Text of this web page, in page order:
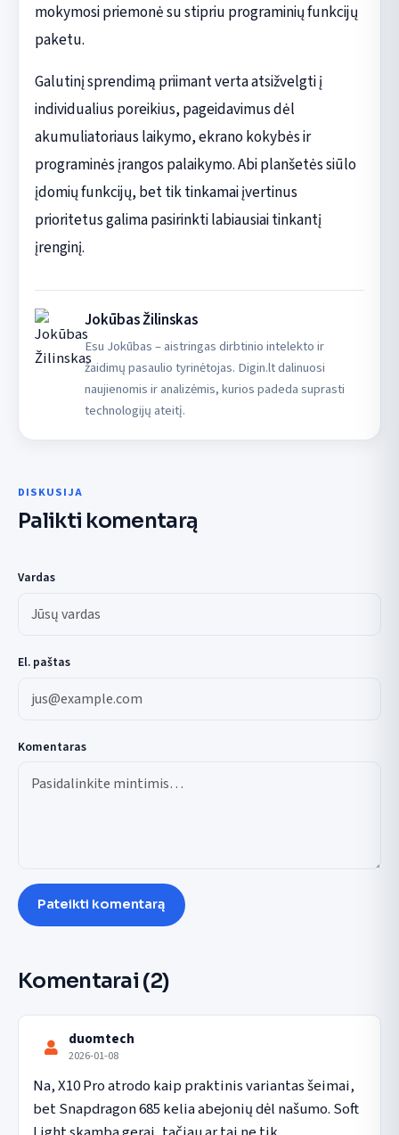
mokymosi priemonė su stipriu programinių funkcijų
paketu.
Galutinį sprendimą priimant verta atsižvelgti į
individualius poreikius, pageidavimus dėl
akumuliatoriaus laikymo, ekrano kokybės ir
programinės įrangos palaikymo. Abi planšetės siūlo
įdomių funkcijų, bet tik tinkamai įvertinus
prioritetus galima pasirinkti labiausiai tinkantį
įrenginį.
Jokūbas Žilinskas
Esu Jokūbas – aistringas dirbtinio intelekto ir
žaidimų pasaulio tyrinėtojas. Digin.lt dalinuosi
naujienomis ir analizėmis, kurios padeda suprasti
technologijų ateitį.
DISKUSIJA
Palikti komentarą
Vardas
El. paštas
Komentaras
Pateikti komentarą
Komentarai (2)
duomtech
2026-01-08
Na, X10 Pro atrodo kaip praktinis variantas šeimai,
bet Snapdragon 685 kelia abejonių dėl našumo. Soft